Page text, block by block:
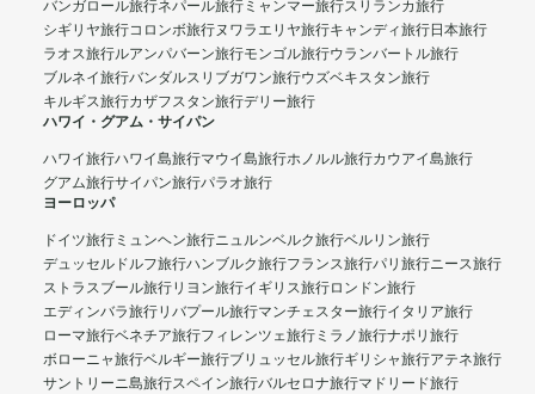
バンガロール旅行ネパール旅行 ミャンマー旅行スリランカ旅行
シギリヤ旅行コロンボ旅行ヌワラエリヤ旅行キャンディ旅行日本旅行
ラオス旅行ルアンパバーン旅行モンゴル旅行ウランバートル旅行
ブルネイ旅行バンダルスリブガワン旅行ウズベキスタン旅行
キルギス旅行カザフスタン旅行デリー旅行
ハワイ・グアム・サイパン
ハワイ旅行ハワイ島旅行マウイ島旅行ホノルル旅行カウアイ島旅行
グアム旅行サイパン旅行パラオ旅行
ヨーロッパ
ドイツ旅行 ミュンヘン旅行ニュルンベルク旅行ベルリン旅行
デュッセルドルフ旅行ハンブルク旅行フランス旅行パリ旅行ニース旅行
ストラスブール旅行リヨン旅行イギリス旅行ロンドン旅行
エディンバラ旅行リバプール旅行マンチェスター旅行イタリア旅行
ローマ旅行ベネチア旅行フィレンツェ旅行 ミラノ旅行ナポリ旅行
ボローニャ旅行ベルギー旅行ブリュッセル旅行ギリシャ旅行アテネ旅行
サントリーニ島旅行スペイン旅行バルセロナ旅行マドリード旅行